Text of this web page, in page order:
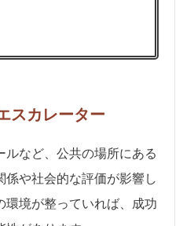
スカレーター
など、公共の場所にある
係や社会的な評価が影響し
環境が整っていれば、成功